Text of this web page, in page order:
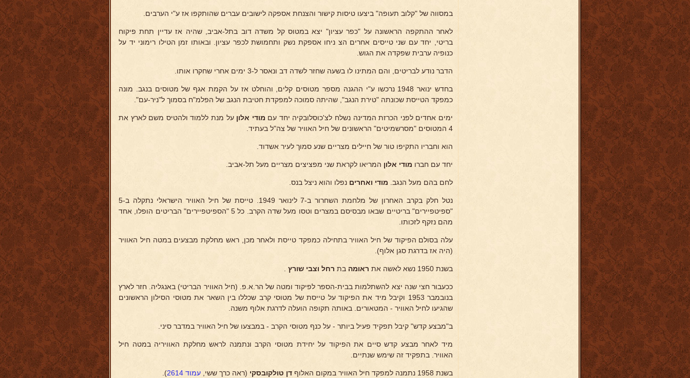
במסווה של "קלוב תעופה" ביצעו טיסות קישור והצנחת אספקה לישובים עברים שהותקפו אז ע"י הערבים.
לאחר ההתקפה הראשונה על "כפר עציון" יצא במטוס קל משדה דוב בתל-אביב, שהיה אז עדיין תחת פיקוח
בריטי, יחד עם שני טייסים אחרים הצ ניחו אספקת נשק ותחמושת לכפר עציון. ובאותו זמן הטילו רימוני יד על
כנופיה ערבית שפקדה את הגוש.
הדבר נודע לבריטים, והם המתינו לו בשעה שחזר לשדה דב ונאסר ל-3 ימים אחרי שחקרו אותו.
בחדש ינואר 1948 נרכשו ע"י ההגנה מספר מטוסים קלים, והוחלט אז על הקמת אגף של מטוסים בנגב. מונה
כמפקד הטייסת שכונתה "טירת הנגב", שהיתה סמוכה למפקדת חטיבת הנגב של הפלמ"ח בסמוך ל"ניר-עם".
ימים אחדים לפני הכרזת המדינה נשלח לצ'כוסלובקיה יחד עם מודי אלון על מנת ללמוד ולהטיס משם לארץ את
4 המטוסים "מסרשמיטים" הראשונים של חיל האוויר של צה"ל בעתיד.
הוא וחבריו התקיפו טור של חיילים מצריים שנע סמוך לעיר אשדוד.
יחד עם חברו מודי אלון המריאו לקראת שני מפציצים מצריים מעל תל-אביב.
לחם בהם מעל הנגב. מודי ואחרים נפלו והוא ניצל בנס.
נטל חלק בקרב האחרון של מלחמת השחרור ב-7 לינואר 1949. טייסת של חיל האוויר הישראלי נתקלה ב-5
"ספיטפיירים" בריטיים שבאו מבסיסם במצרים וטסו מעל שדה הקרב. כל 5 "הספיטפיירים" הבריטים הופלו, אחד
מהם נזקף לזכותו.
עלה בסולם הפיקוד של חיל האוויר בתחילה כמפקד טייסת ולאחר מכן, ראש מחלקת מבצעים במטה חיל האוויר
(היה אז בדרגת סגן אלוף).
בשנת 1950 נשא לאשה את ראומה בת רחל וצבי שורץ
ככעבור חצי שנה יצא להשתלמות בבית-הספר לפיקוד ומטה של הר.א.פ. (חיל האוויר הבריטי) באנגליה. חזר לארץ
בנובמבר 1953 וקיבל מיד את הפיקוד על טייסת של מטוסי קרב שכללו בין השאר את מטוסי הסילון הראשונים
שהגיעו לחיל האוויר - המטאורים. באותה תקופה הועלה לדרגת אלוף משנה.
ב"מבצע קדש" קיבל תפקיד פעיל ביותר - על כנף מטוסי הקרב - במבצעו של חיל האוויר במדבר סיני.
מיד לאחר מבצע קדש סיים את הפיקוד על יחידת מטוסי הקרב ונתמנה לראש מחלקת האוויריה במטה חיל
האוויר. בתפקיד זה שימש שנתיים.
בשנת 1958 נתמנה למפקד חיל האוויר במקום האלוף דן טולקובסקי (ראה כרך ששי, עמוד 2614 ).